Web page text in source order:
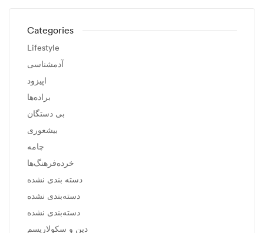
Categories
Lifestyle
آدمشناسی
اپیزود
براده‌ها
بی دستگان
بیشعوری
چامه
خرده‌فرهنگ‌ها
دسته بندی نشده
دسته‌بندی نشده
دسته‌بندی نشده
دین و سکولاریسم